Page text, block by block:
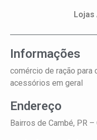
Lojas
Informações
comércio de ração para
acessórios em geral
Endereço
Bairros de Cambé, PR –